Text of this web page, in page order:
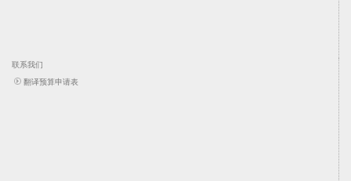
联系我们
翻译预算申请表